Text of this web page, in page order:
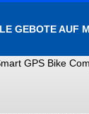
GEBOTE AUF
GPS Bike